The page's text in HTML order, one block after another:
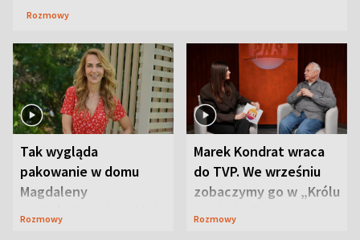
Rozmowy
Tak wygląda
pakowanie w domu
Magdaleny
Waligórskiej-Lisieckiej.
Rozmowy
Marek Kondrat wraca
do TVP. We wrześniu
zobaczymy go w „Królu
Maciusiu I”
Rozmowy